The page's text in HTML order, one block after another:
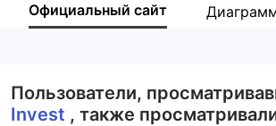
Компания
Официальный сайт
Пользователи,
Invest , также